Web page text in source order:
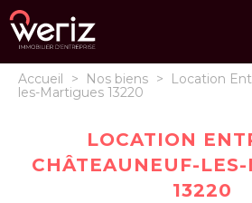
Accueil > Nos biens >
Location
les-Martigues 13220
LOCATION
CHÂTEAUNEUF-
13220